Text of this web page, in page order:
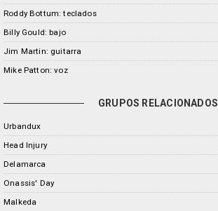
Roddy Bottum: teclados
Billy Gould: bajo
Jim Martin: guitarra
Mike Patton: voz
GRUPOS RELACIONADOS
Urbandux
Head Injury
Delamarca
Onassis' Day
Malkeda